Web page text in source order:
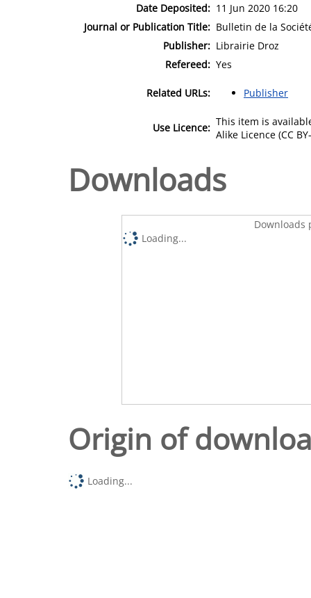
Date Deposited: 11 Jun 2020 16:20
Journal or Publication Title: Bulletin de la
Publisher: Librairie Droz
Refereed: Yes
Related URLs: Publisher
Use Licence: This item is
Alike Licence (CC
Downloads
Downloads
Loading...
Origin of
Loading...